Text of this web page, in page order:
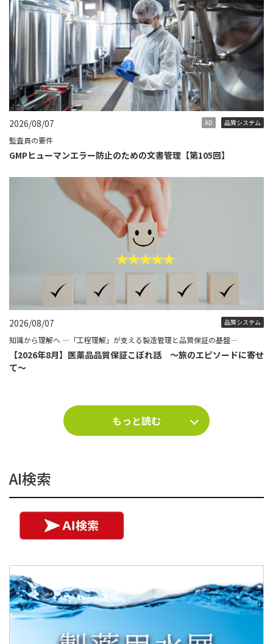
2026/08/07 AD 品質システム
監査員の要件
GMPヒューマンエラー防止のための文書管理【第105回】
2026/08/07 品質システム
知識から理解へ ―「工程理解」が支える製造管理と品質保証の基盤―
【2026年8月】医薬品品質保証こぼれ話 ～旅のエピソードに寄せ
て～
もっと読む
AI検索